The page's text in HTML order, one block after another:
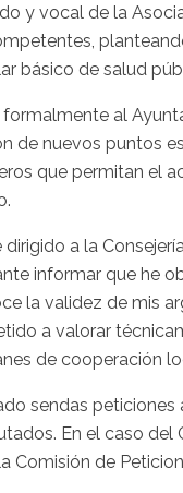
y vocal de la
básico de salud
al
de nuevos puntos
que permitan el
dirigido a la
informar que he
la validez de mis
a valorar
de cooperación
sendas peticiones
En el caso
Comisión de